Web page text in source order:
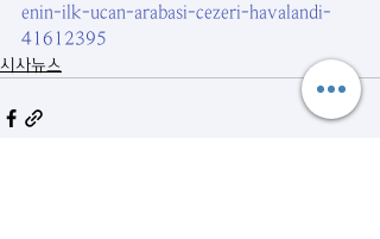
enin-ilk-ucan-arabasi-cezeri-havalandi-
41612395
시사뉴스